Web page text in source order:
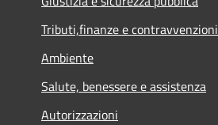
Tributi,finanze e contravvenzioni
Ambiente
Salute, benessere e assistenza
Autorizzazioni